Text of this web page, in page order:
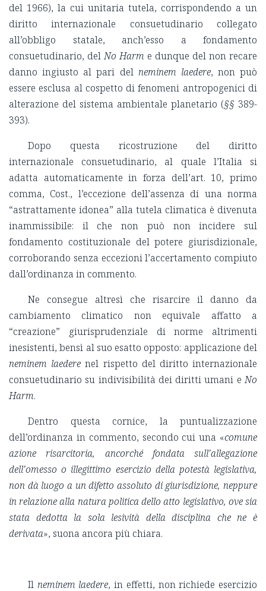
del 1966), la cui unitaria tutela, corrispondendo a un
diritto internazionale consuetudinario collegato
all’obbligo statale, anch’esso a fondamento
consuetudinario, delNo Harm e dunque del non recare
danno ingiusto al pari del neminem laedere, non può
essere esclusa al cospetto di fenomeni antropogenici di
alterazione del sistema ambientale planetario (§§ 389-
393).
Dopo questa ricostruzione del diritto
internazionale consuetudinario, al quale l’Italia si
adatta automaticamente in forza dell’art. 10, primo
comma, Cost., l’eccezione dell’assenza di una norma
“astrattamente idonea” alla tutela climatica è divenuta
inammissibile: il che non può non incidere sul
fondamento costituzionale del potere giurisdizionale,
corroborando senza eccezioni l’accertamento compiuto
dall’ordinanza in commento.
Ne consegue altresì che risarcire il danno da
cambiamento climatico non equivale affatto a
“creazione” giurisprudenziale di norme altrimenti
inesistenti, bensì al suo esatto opposto: applicazione del
neminem laedere nel rispetto del diritto internazionale
consuetudinario su indivisibilità dei diritti umani eNo
Harm.
Dentro questa cornice, la puntualizzazione
dell’ordinanza in commento, secondo cui una «comune
azione risarcitoria, ancorché fondata sull’allegazione
dell’omesso o illegittimo esercizio della potestà legislativa,
non dà luogo a un difetto assoluto di giurisdizione, neppure
in relazione alla natura politica dello atto legislativo, ove sia
stata dedotta la sola lesività della disciplina che ne è
derivata», suona ancora più chiara.
Il neminem laedere, in effetti, non richiede esercizio